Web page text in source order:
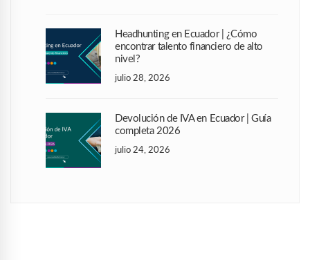
Headhunting en Ecuador | ¿Cómo
encontrar talento financiero de alto
nivel?
julio 28, 2026
Devolución de IVA en Ecuador | Guía
completa 2026
julio 24, 2026